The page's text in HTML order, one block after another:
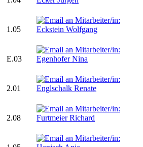
1.05
E.03
2.01
2.08